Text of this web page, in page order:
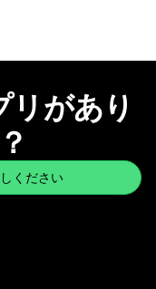
があり
ください